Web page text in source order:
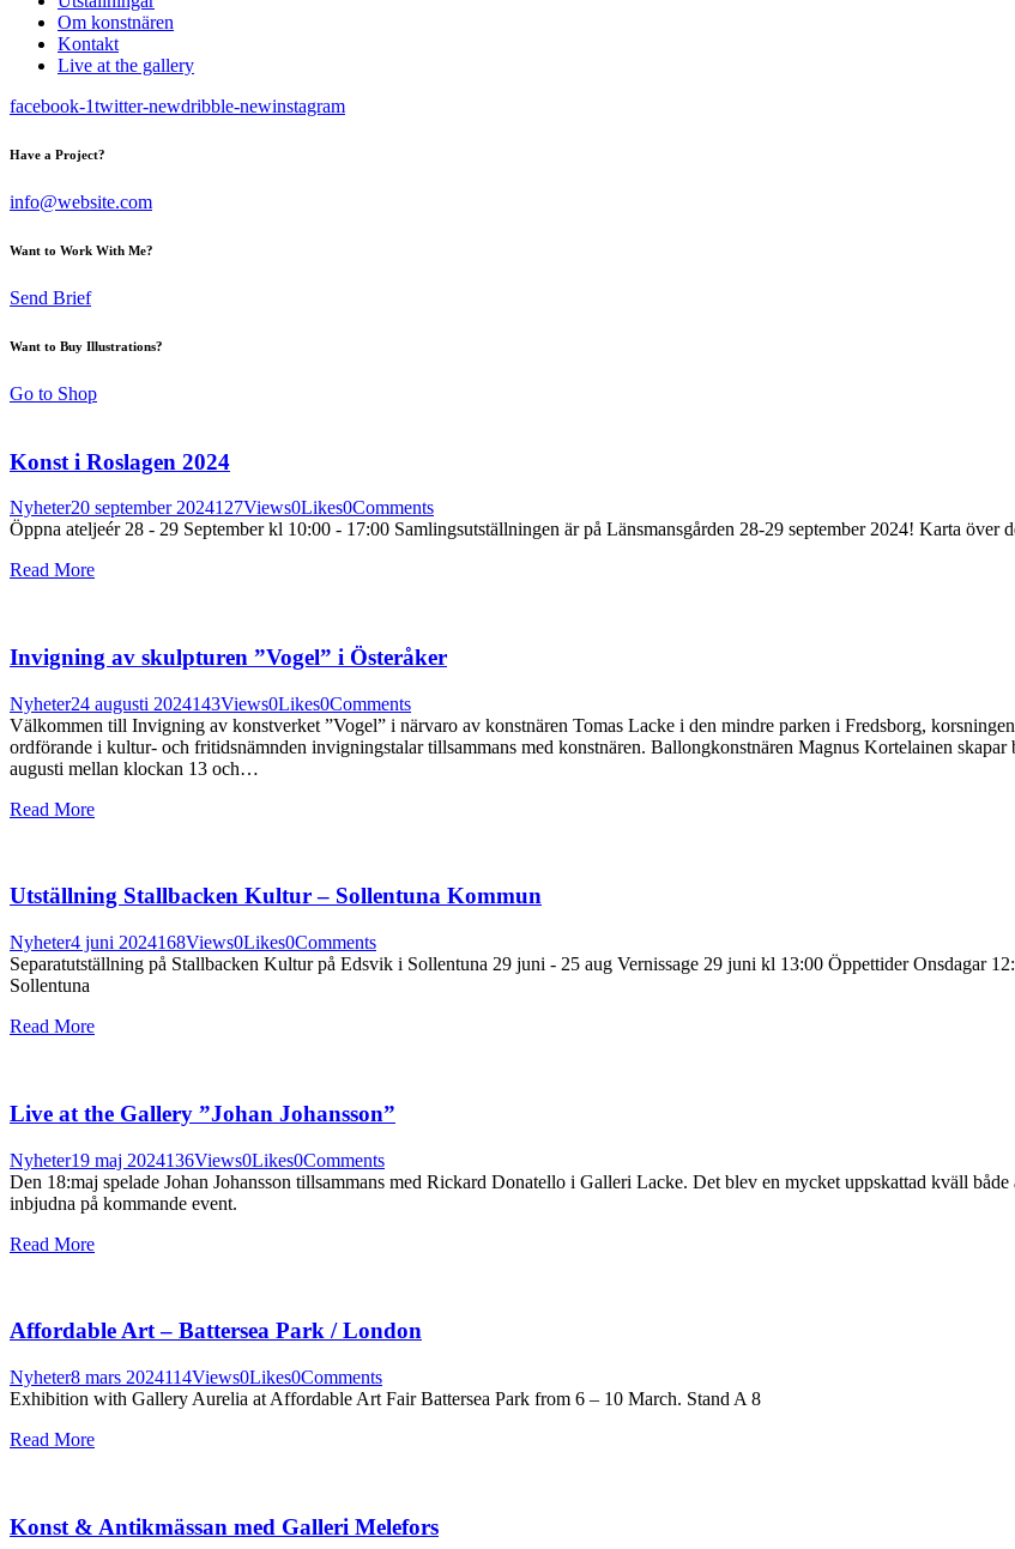
Om konstnären
Kontakt
Live at the gallery
facebook-1twitter-newdribble-newinstagram
Have a Project?
info@website.com
Want to Work With Me?
Send Brief
Want to Buy Illustrations?
Go to Shop
Konst i Roslagen 2024
Nyheter20 september 2024127Views0Likes0Comments
Öppna ateljeér 28 - 29 September kl 10:00 - 17:00 Samlingsutställningen är på Länsmansgården 28-29 september 2024! Karta över
Read More
Invigning av skulpturen ”Vogel” i Österåker
Nyheter24 augusti 2024143Views0Likes0Comments
Välkommen till Invigning av konstverket ”Vogel” i närvaro av konstnären Tomas Lacke i den mindre parken i Fredsborg,
ordförande i kultur- och fritidsnämnden invigningstalar tillsammans med konstnären. Ballongkonstnären Magnus Kortelainen
augusti mellan klockan 13 och…
Read More
Utställning Stallbacken Kultur – Sollentuna Kommun
Nyheter4 juni 2024168Views0Likes0Comments
Separatutställning på Stallbacken Kultur på Edsvik i Sollentuna 29 juni - 25 aug Vernissage 29 juni kl 13:00 Öppettider Onsdagar
Sollentuna
Read More
Live at the Gallery ”Johan Johansson”
Nyheter19 maj 2024136Views0Likes0Comments
Den 18:maj spelade Johan Johansson tillsammans med Rickard Donatello i Galleri Lacke. Det blev en mycket uppskattad kväll
inbjudna på kommande event.
Read More
Affordable Art – Battersea Park / London
Nyheter8 mars 2024114Views0Likes0Comments
Exhibition with Gallery Aurelia at Affordable Art Fair Battersea Park from 6 – 10 March. Stand A 8
Read More
Konst & Antikmässan med Galleri Melefors